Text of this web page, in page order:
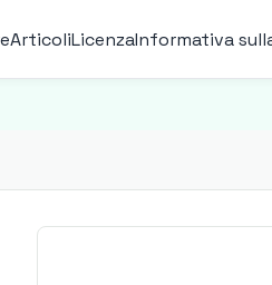
ArticoliLicenzaInformativa